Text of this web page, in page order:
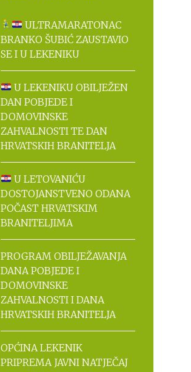
ULTRAMARATONAC
BRANKO ŠUBIĆ ZAUSTAVIO
SE I U LEKENIKU
U LEKENIKU OBILJEŽEN
DAN POBJEDE I
DOMOVINSKE
ZAHVALNOSTI TE DAN
HRVATSKIH BRANITELJA
U LETOVANIĆU
DOSTOJANSTVENO ODANA
POČAST HRVATSKIM
BRANITELJIMA
PROGRAM OBILJEŽAVANJA
DANA POBJEDE I
DOMOVINSKE
ZAHVALNOSTI I DANA
HRVATSKIH BRANITELJA
OPĆINA LEKENIK
PRIPREMA JAVNI NATJEČAJ